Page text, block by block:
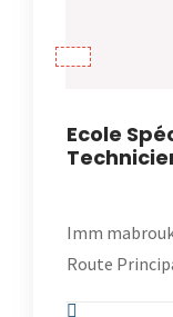
Ecole
Imm
Route